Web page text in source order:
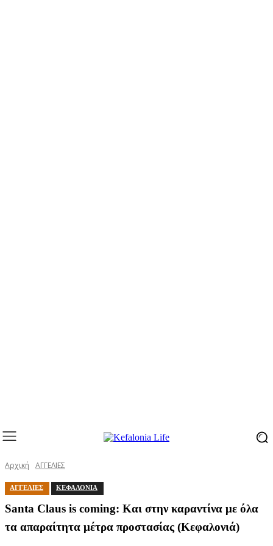
Αρχική ΑΓΓΕΛΙΕΣ
ΑΓΓΕΛΙΕΣ ΚΕΦΑΛΟΝΙΑ
Santa Claus is coming: Και στην καραντίνα με όλα
τα απαραίτητα μέτρα προστασίας (Κεφαλονιά)